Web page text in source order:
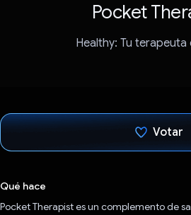
Pocket
Healthy: Tu terapeuta
Votar
Qué hace
Pocket Therapist es un complemento de